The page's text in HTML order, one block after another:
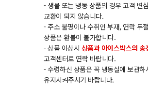
- 생물 또는 냉동 상품의 경우 고객 변
교환이 되지 않습니다.
- 주소 불명이나 수취인 부재, 연락 두
상품은 환불이 불가합니다.
- 상품 이상시 상품과 아이스박스의 송
고객센터로 연락 바랍니다.
- 수령하신 상품은 꼭 냉동실에 보관하
유지시켜주시기 바랍니다.